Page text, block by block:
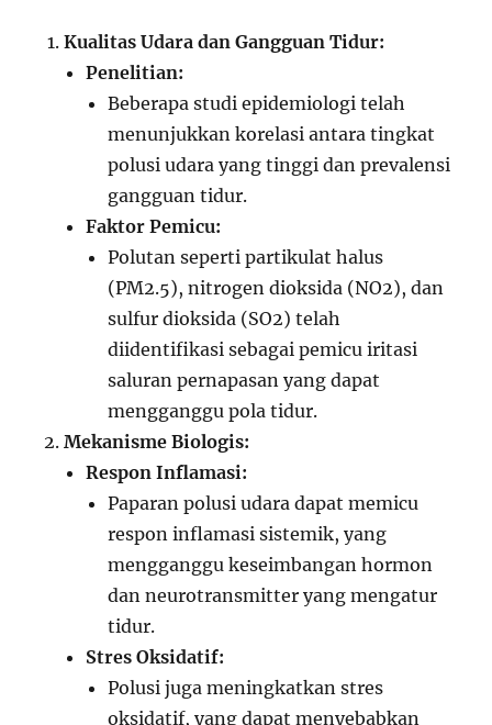
Kualitas Udara dan Gangguan Tidur:
Penelitian:
Beberapa studi epidemiologi telah
menunjukkan korelasi antara tingkat
polusi udara yang tinggi dan prevalensi
gangguan tidur.
Faktor Pemicu:
Polutan seperti partikulat halus
(PM2.5), nitrogen dioksida (NO2), dan
sulfur dioksida (SO2) telah
diidentifikasi sebagai pemicu iritasi
saluran pernapasan yang dapat
mengganggu pola tidur.
Mekanisme Biologis:
Respon Inflamasi:
Paparan polusi udara dapat memicu
respon inflamasi sistemik, yang
mengganggu keseimbangan hormon
dan neurotransmitter yang mengatur
tidur.
Stres Oksidatif:
Polusi juga meningkatkan stres
oksidatif, yang dapat menyebabkan